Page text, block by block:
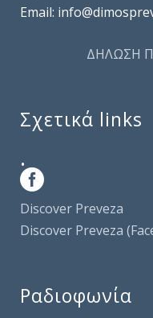
Email:
ΔΗΛΩΣΗ
Σχετικά links
.
Discover Preveza
Discover Preveza
Ραδιοφωνία